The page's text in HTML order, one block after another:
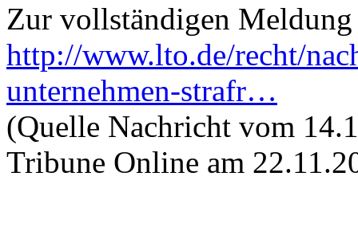
Zur vollständigen Meldung
http://www.lto.de/recht/
unternehmen-strafr…
(Quelle Nachricht vom
Tribune Online am